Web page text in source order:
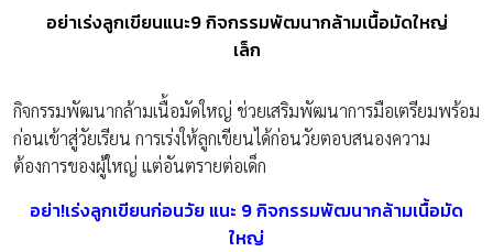
อย่าเร่งลูกเขียนแนะ9 กิจกรรมพัฒนากล้ามเนื้อมัดใหญ่
เล็ก
กิจกรรมพัฒนากล้ามเนื้อมัดใหญ่ ช่วยเสริมพัฒนาการมือเตรียมพร้อม
ก่อนเข้าสู่วัยเรียน การเร่งให้ลูกเขียนได้ก่อนวัยตอบสนองความ
ต้องการของผู้ใหญ่ แต่อันตรายต่อเด็ก
อย่า!เร่งลูกเขียนก่อนวัย แนะ 9 กิจกรรมพัฒนากล้ามเนื้อมัด
ใหญ่